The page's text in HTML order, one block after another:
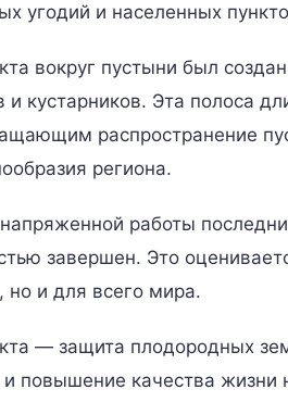
угодий и населенных
вокруг пустыни был
и кустарников. Эта полоса
распространение
региона.
работы
завершен. Это
но и для всего мира.
— защита плодородных
повышение качества жизни